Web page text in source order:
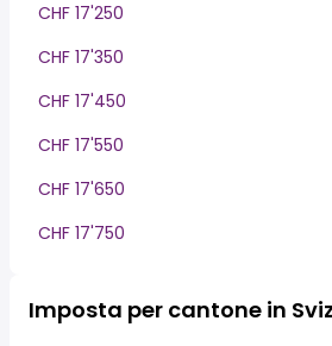
CHF 17'250
CHF 17'350
CHF 17'450
CHF 17'550
CHF 17'650
CHF 17'750
Imposta per cantone in